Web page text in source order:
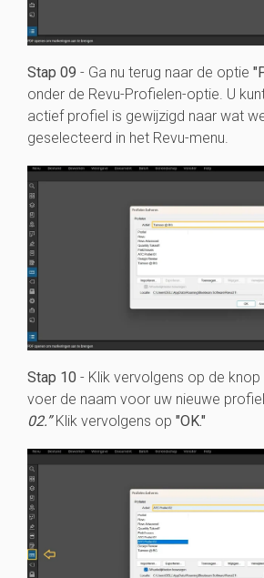
Stap 09 - Ga nu terug naar de optie
onder de Revu-Profielen-optie. U
actief profiel is gewijzigd naar wat
geselecteerd in het Revu-menu.
Stap 10 - Klik vervolgens op de knop
voer de naam voor uw nieuwe
02.”Klik vervolgens op "OK."